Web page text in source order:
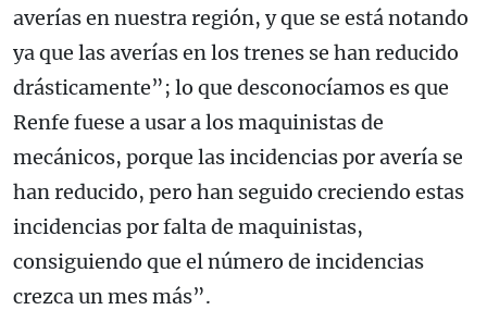
averías en nuestra región, y que se está notando
ya que las averías en los trenes se han reducido
drásticamente”; lo que desconocíamos es que
Renfe fuese a usar a los maquinistas de
mecánicos, porque las incidencias por avería se
han reducido, pero han seguido creciendo estas
incidencias por falta de maquinistas,
consiguiendo que el número de incidencias
crezca un mes más”.